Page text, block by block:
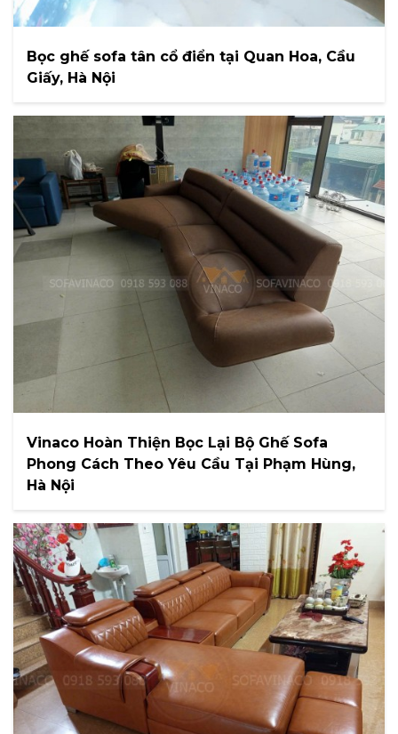
Bọc ghế sofa tân cổ điển tại Quan Hoa, Cầu
Giấy, Hà Nội
Vinaco Hoàn Thiện Bọc Lại Bộ Ghế Sofa
Phong Cách Theo Yêu Cầu Tại Phạm Hùng,
Hà Nội